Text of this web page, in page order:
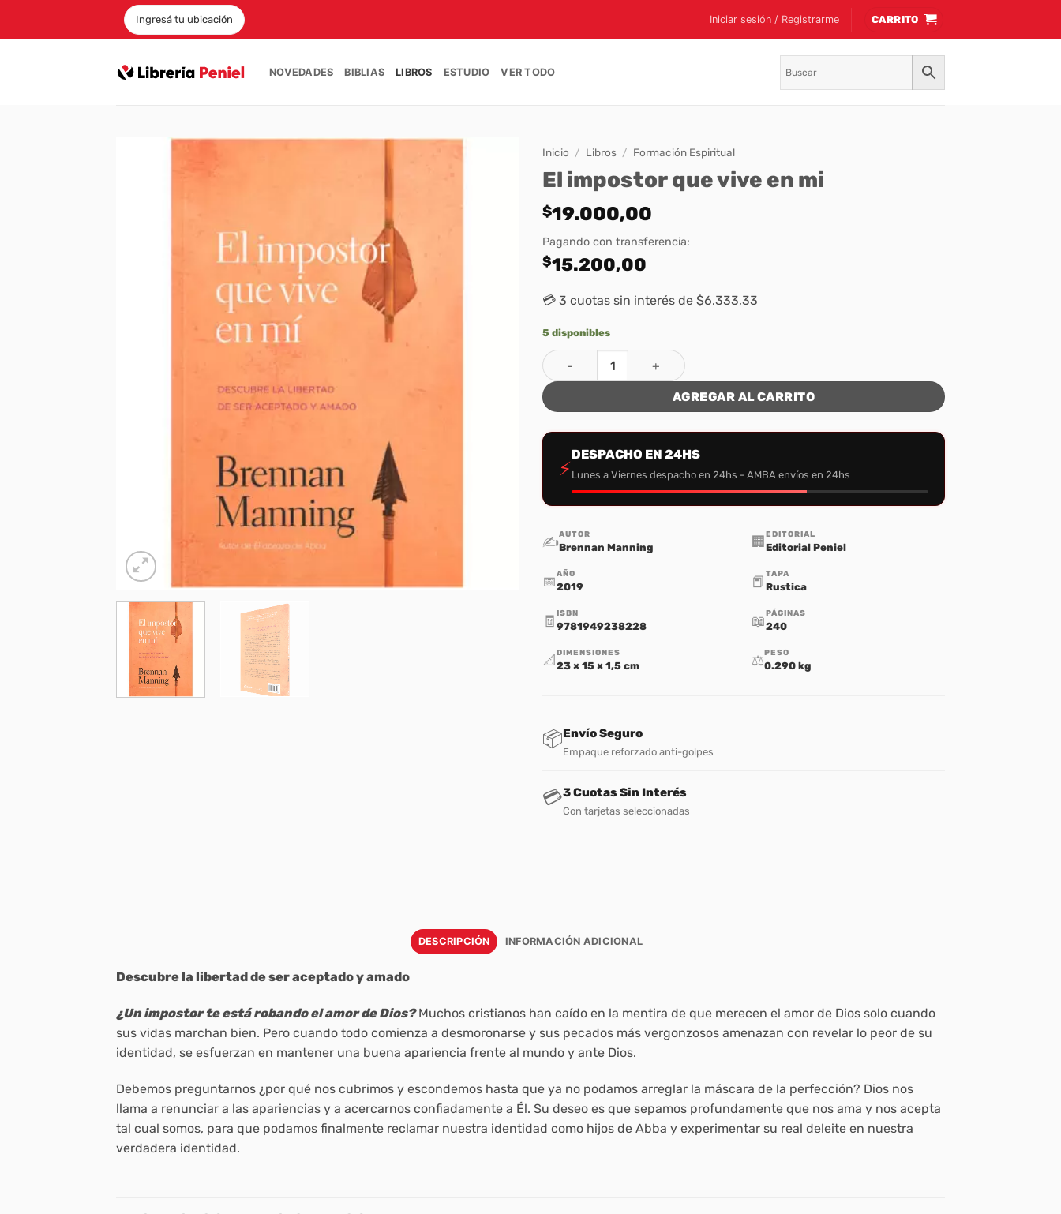
Ingresá tu ubicación Iniciar sesión / Registrarme CARRITO
NOVEDADES BIBLIAS LIBROS ESTUDIO VER TODO
Inicio / Libros / Formación Espiritual
El impostor que vive en mi
$19.000,00
Pagando con transferencia:
$15.200,00
💳 3 cuotas sin interés de $6.333,33
5 disponibles
El impostor que vive en mi cantidad
AGREGAR AL CARRITO
⚡
DESPACHO EN 24HS
Lunes a Viernes despacho en 24hs - AMBA envíos en 24hs
✍️AUTOR
Brennan Manning 🏢 EDITORIAL
Editorial Peniel
📅AÑO
2019 📕 TAPA
Rustica
🧾 ISBN
9781949238228 📖PÁGINAS
240
📐 DIMENSIONES
23 × 15 × 1,5 cm ⚖️PESO
0.290 kg
📦Envío Seguro
Empaque reforzado anti-golpes
💳3 Cuotas Sin Interés
Con tarjetas seleccionadas
DESCRIPCIÓN INFORMACIÓN ADICIONAL
Descubre la libertad de ser aceptado y amado
¿Un impostor te está robando el amor de Dios?Muchos cristianos han caído en la mentira de que merecen el amor de Dios solo cuando
sus vidas marchan bien. Pero cuando todo comienza a desmoronarse y sus pecados más vergonzosos amenazan con revelar lo peor de su
identidad, se esfuerzan en mantener una buena apariencia frente al mundo y ante Dios.
Debemos preguntarnos ¿por qué nos cubrimos y escondemos hasta que ya no podamos arreglar la máscara de la perfección? Dios nos
llama a renunciar a las apariencias y a acercarnos confiadamente a Él. Su deseo es que sepamos profundamente que nos ama y nos acepta
tal cual somos, para que podamos finalmente reclamar nuestra identidad como hijos de Abba y experimentar su real deleite en nuestra
verdadera identidad.